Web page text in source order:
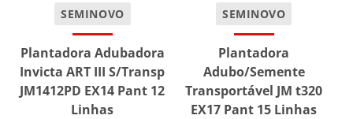
SEMINOVO
Plantadora Adubadora
Invicta ART III S/Transp
JM1412PD EX14 Pant 12
Linhas
SEMINOVO
Plantadora
Adubo/Semente
Transportável JM t320
EX17 Pant 15 Linhas